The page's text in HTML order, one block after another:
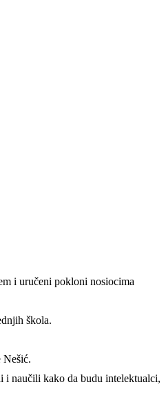
i uručeni pokloni nosiocima
škola.
Nešić.
i naučili kako da budu intelektualci,